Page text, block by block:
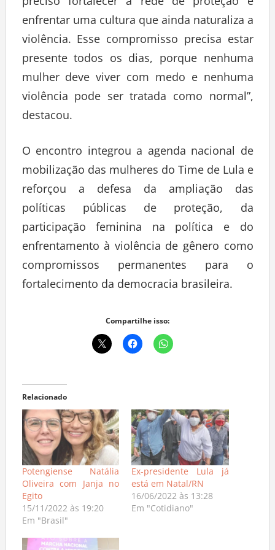
preciso fortalecer a rede de proteção e
enfrentar uma cultura que ainda naturaliza a
violência. Esse compromisso precisa estar
presente todos os dias, porque nenhuma
mulher deve viver com medo e nenhuma
violência pode ser tratada como normal”,
destacou.
O encontro integrou a agenda nacional de
mobilização das mulheres do Time de Lula e
reforçou a defesa da ampliação das
políticas públicas de proteção, da
participação feminina na política e do
enfrentamento à violência de gênero como
compromissos permanentes para o
fortalecimento da democracia brasileira.
Compartilhe isso:
Relacionado
Potengiense Natália
Oliveira com Janja no
Egito
15/11/2022 às 19:20
Em "Brasil"
Ex-presidente Lula já
está em Natal/RN
16/06/2022 às 13:28
Em "Cotidiano"